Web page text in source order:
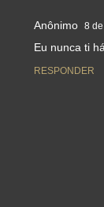
Anônimo 8
Eu nunca ti
RESPONDER